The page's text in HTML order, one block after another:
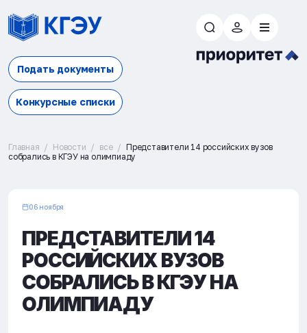
Подать документы
Конкурсные списки
Главная Новости все
Представители 14 российских вузов
собрались в КГЭУ на олимпиаду
06 ноября
ПРЕДСТАВИТЕЛИ 14
РОССИЙСКИХ ВУЗОВ
СОБРАЛИСЬ В КГЭУ НА
ОЛИМПИАДУ